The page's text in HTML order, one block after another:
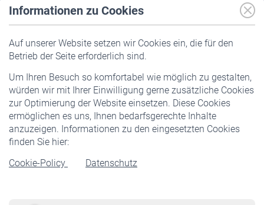
Informationen zu Cookies
Auf unserer Website setzen wir Cookies ein, die für den
Betrieb der Seite erforderlich sind.
Um Ihren Besuch so komfortabel wie möglich zu gestalten,
würden wir mit Ihrer Einwilligung gerne zusätzliche Cookies
zur Optimierung der Website einsetzen. Diese Cookies
ermöglichen es uns, Ihnen bedarfsgerechte Inhalte
anzuzeigen. Informationen zu den eingesetzten Cookies
finden Sie hier:
Cookie-Policy
Datenschutz
Pflichtversicherung
Staatliche Förderung
Veranstaltungen
Rentner
Rentenbeginn
Rente beantragen